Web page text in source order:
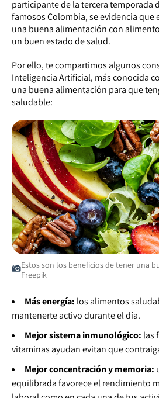
participante de la tercera temporada
famosos Colombia, se evidencia que
una buena alimentación con
un buen estado de salud.
Por ello, te compartimos algunos
Inteligencia Artificial, más conocida
una buena alimentación para que
saludable:
Estos son los beneficios de tener una
Freepik
Más energía: los alimentos
mantenerte activo durante el día.
Mejor sistema inmunológico: las
vitaminas ayudan evitan que
Mejor concentración y memoria:
equilibrada favorece el rendimiento